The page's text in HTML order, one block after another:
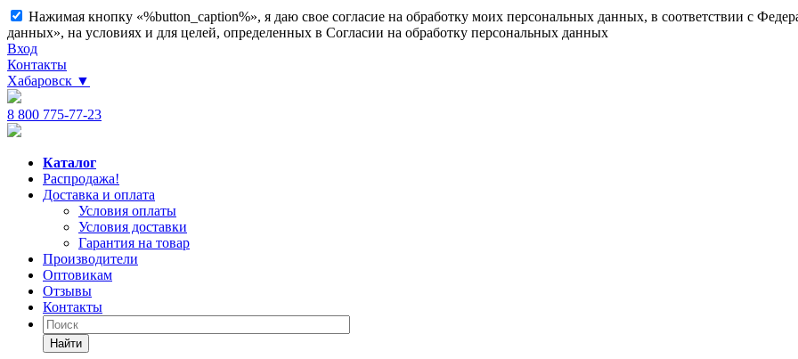
Нажимая кнопку «%button_caption%», я даю свое согласие на обработку моих персональных данных, в соответствии с
данных», на условиях и для целей, определенных в Согласии на обработку персональных данных
Вход
Контакты
Хабаровск ▼
8 800 775-77-23
Каталог
Распродажа!
Доставка и оплата
Условия оплаты
Условия доставки
Гарантия на товар
Производители
Оптовикам
Отзывы
Контакты
Найти